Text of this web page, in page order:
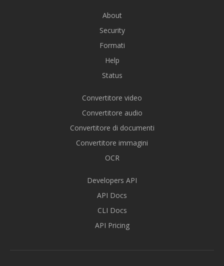
About
Security
Formati
Help
Status
Convertitore video
Convertitore audio
Convertitore di documenti
Convertitore immagini
OCR
Developers API
API Docs
CLI Docs
API Pricing